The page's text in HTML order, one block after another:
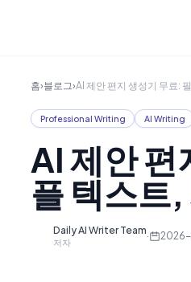
홈›블로그›AI 제안 편지 생성기 무료:
Professional Writing AI Writing
AI 제안 편
플 텍스트
Daily AI Writer Team
저자
·